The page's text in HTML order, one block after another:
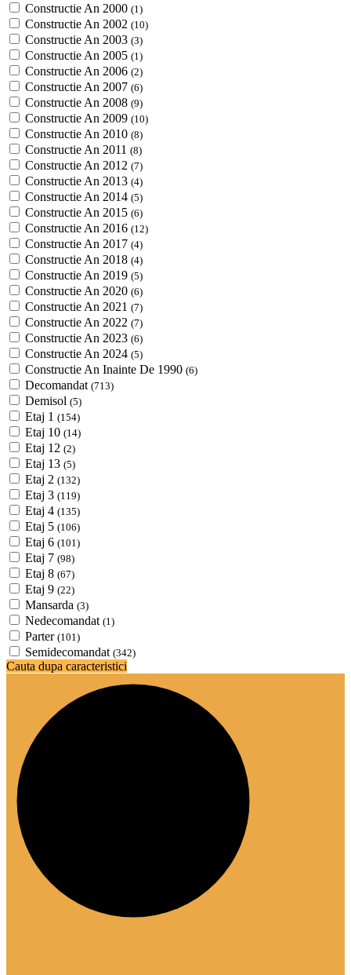
Constructie An 2000 (1)
Constructie An 2002 (10)
Constructie An 2003 (3)
Constructie An 2005 (1)
Constructie An 2006 (2)
Constructie An 2007 (6)
Constructie An 2008 (9)
Constructie An 2009 (10)
Constructie An 2010 (8)
Constructie An 2011 (8)
Constructie An 2012 (7)
Constructie An 2013 (4)
Constructie An 2014 (5)
Constructie An 2015 (6)
Constructie An 2016 (12)
Constructie An 2017 (4)
Constructie An 2018 (4)
Constructie An 2019 (5)
Constructie An 2020 (6)
Constructie An 2021 (7)
Constructie An 2022 (7)
Constructie An 2023 (6)
Constructie An 2024 (5)
Constructie An Inainte De 1990 (6)
Decomandat (713)
Demisol (5)
Etaj 1 (154)
Etaj 10 (14)
Etaj 12 (2)
Etaj 13 (5)
Etaj 2 (132)
Etaj 3 (119)
Etaj 4 (135)
Etaj 5 (106)
Etaj 6 (101)
Etaj 7 (98)
Etaj 8 (67)
Etaj 9 (22)
Mansarda (3)
Nedecomandat (1)
Parter (101)
Semidecomandat (342)
Cauta dupa caracteristici